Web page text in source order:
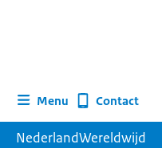
Menu Contact
NederlandWereldwijd